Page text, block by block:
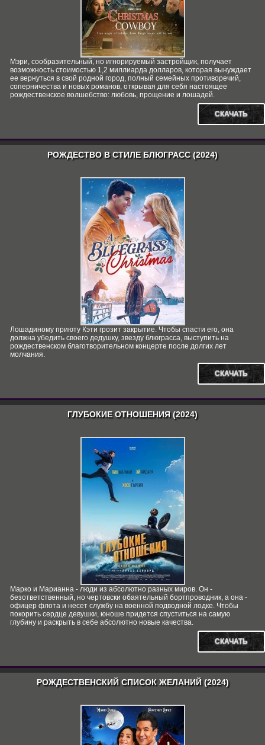
Мэри, сообразительный, но игнорируемый застройщик, получает
возможность стоимостью 1,2 миллиарда долларов, которая вынуждает
ее вернуться в свой родной город, полный семейных противоречий,
соперничества и новых романов, открывая для себя настоящее
рождественское волшебство: любовь, прощение и лошадей.
СКАЧАТЬ
РОЖДЕСТВО В СТИЛЕ БЛЮГРАСС (2024)
Лошадиному приюту Кэти грозит закрытие. Чтобы спасти его, она
должна убедить своего дедушку, звезду блюграсса, выступить на
рождественском благотворительном концерте после долгих лет
молчания.
СКАЧАТЬ
ГЛУБОКИЕ ОТНОШЕНИЯ (2024)
Марко и Марианна - люди из абсолютно разных миров. Он -
безответственный, но чертовски обаятельный бортпроводник, а она -
офицер флота и несет службу на военной подводной лодке. Чтобы
покорить сердце девушки, юноше придется спуститься на самую
глубину и раскрыть в себе абсолютно новые качества.
СКАЧАТЬ
РОЖДЕСТВЕНСКИЙ СПИСОК ЖЕЛАНИЙ (2024)